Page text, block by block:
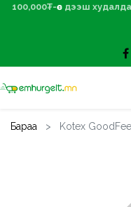
100,000₮-өөс дээш
Бараа Kotex